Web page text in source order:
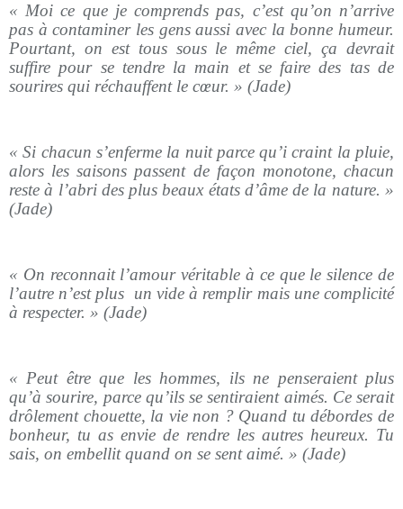
« Moi ce que je comprends pas, c’est qu’on n’arrive
pas à contaminer les gens aussi avec la bonne humeur.
Pourtant, on est tous sous le même ciel, ça devrait
suffire pour se tendre la main et se faire des tas de
sourires qui réchauffent le cœur. » (Jade)
« Si chacun s’enferme la nuit parce qu’i craint la pluie,
alors les saisons passent de façon monotone, chacun
reste à l’abri des plus beaux états d’âme de la nature. »
(Jade)
« On reconnait l’amour véritable à ce que le silence de
l’autre n’est plus un vide à remplir mais une complicité
à respecter. » (Jade)
« Peut être que les hommes, ils ne penseraient plus
qu’à sourire, parce qu’ils se sentiraient aimés. Ce serait
drôlement chouette, la vie non ? Quand tu débordes de
bonheur, tu as envie de rendre les autres heureux. Tu
sais, on embellit quand on se sent aimé. » (Jade)